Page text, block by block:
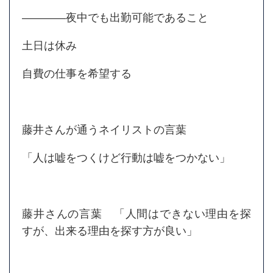
――――夜中でも出勤可能であること
土日は休み
自費の仕事を希望する
藤井さんが通うネイリストの言葉
「人は嘘をつくけど行動は嘘をつかない」
藤井さんの言葉 「人間はできない理由を探
すが、出来る理由を探す方が良い」